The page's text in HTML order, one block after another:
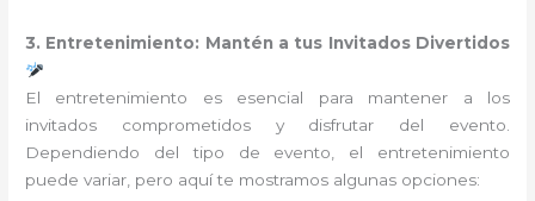
3. Entretenimiento: Mantén a tus Invitados Divertidos
El entretenimiento es esencial para mantener a los
invitados comprometidos y disfrutar del evento.
Dependiendo del tipo de evento, el entretenimiento
puede variar, pero aquí te mostramos algunas opciones: